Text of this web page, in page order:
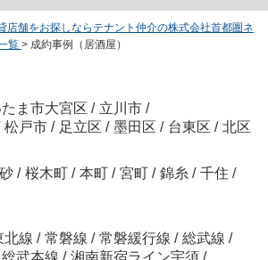
店舗をお探しならテナント仲介の株式会社首都圏ネ
覧 > 成約事例（居酒屋）
たま市大宮区 / 立川市 /
松戸市 / 足立区 / 墨田区 / 台東区 / 北区
/ 桜木町 / 本町 / 宮町 / 錦糸 / 千住 /
北線 / 常磐線 / 常磐緩行線 / 総武線 /
総武本線 / 湘南新宿ライン宇須 /